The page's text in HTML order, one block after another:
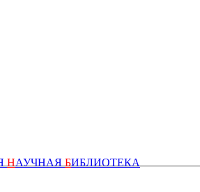
НАУЧНАЯ БИБЛИОТЕКА